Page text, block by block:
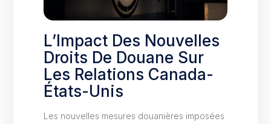
L’Impact Des Nouvelles
Droits De Douane Sur
Les Relations Canada-
États-Unis
Les nouvelles mesures douanières imposées